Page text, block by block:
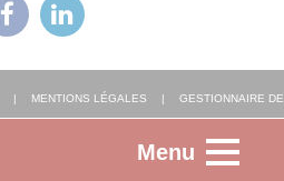
Menu
| MENTIONS LÉGALES | GESTIONNAIRE DE
: FGP SOLUTIONS